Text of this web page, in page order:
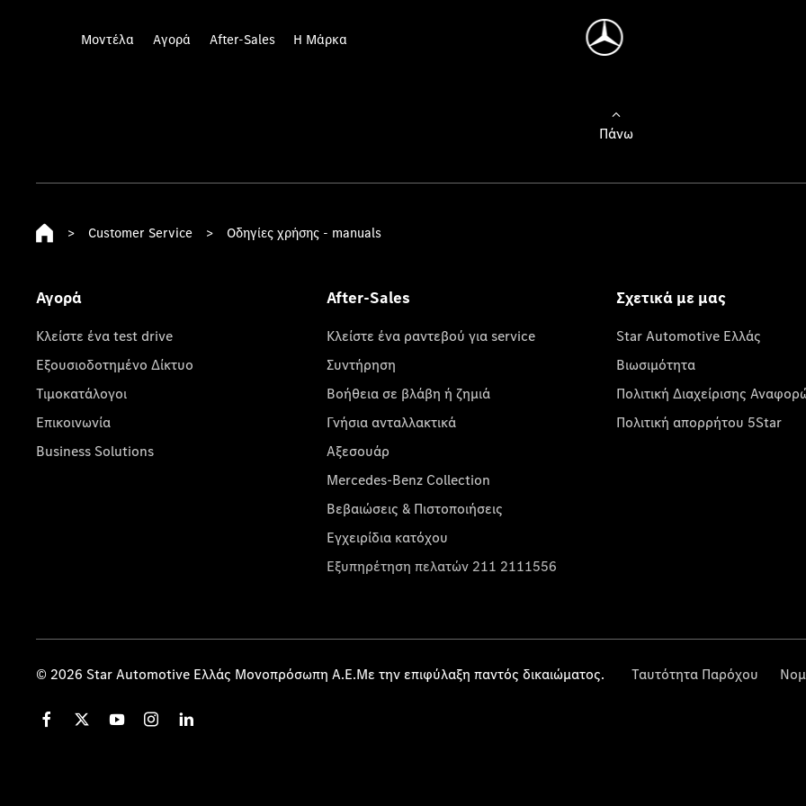
Μοντέλα Αγορά After-Sales Η Μάρκα
Πάνω
> Customer Service > Οδηγίες χρήσης - manuals
Αγορά
Κλείστε ένα test drive
Εξουσιοδοτημένο Δίκτυο
Τιμοκατάλογοι
Επικοινωνία
Business Solutions
After-Sales
Κλείστε ένα ραντεβού για service
Συντήρηση
Βοήθεια σε βλάβη ή ζημιά
Γνήσια ανταλλακτικά
Αξεσουάρ
Mercedes-Benz Collection
Βεβαιώσεις & Πιστοποιήσεις
Εγχειρίδια κατόχου
Εξυπηρέτηση πελατών 211 2111556
Σχετικά με μας
Star Automotive Ελλάς
Βιωσιμότητα
Πολιτική Διαχείρισης
Πολιτική απορρήτου 5Star
© 2026 Star Automotive Ελλάς Μονοπρόσωπη Α.Ε.Με την επιφύλαξη παντός δικαιώματος. Ταυτότητα Παρόχου